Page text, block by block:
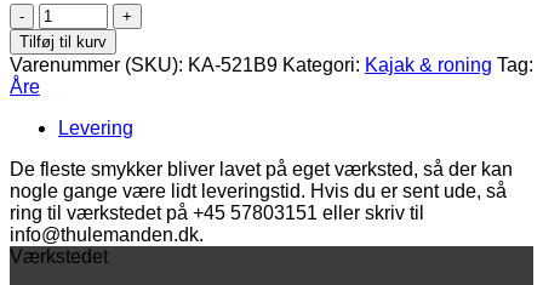
Nål/emblem
med
big
blade
åre
i
sølv
antal
Tilføj til kurv
Varenummer (SKU): KA-521B9 Kategori: Kajak & roning Tag:
Åre
Levering
De fleste smykker bliver lavet på eget værksted, så der kan
nogle gange være lidt leveringstid. Hvis du er sent ude, så
ring til værkstedet på +45 57803151 eller skriv til
info@thulemanden.dk.
Værkstedet